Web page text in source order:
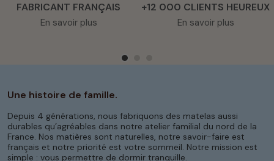
FABRICANT FRANÇAIS
En savoir plus
+12 000 CLIENTS HEUREUX
En savoir plus
Une histoire de famille.
Depuis 4 générations, nous fabriquons des matelas aussi
durables qu’agréables dans notre atelier familial du nord de la
France. Nos matières sont naturelles, notre savoir-faire est
français et notre priorité est votre sommeil. Notre mission est
simple : vous permettre de dormir tranquille.